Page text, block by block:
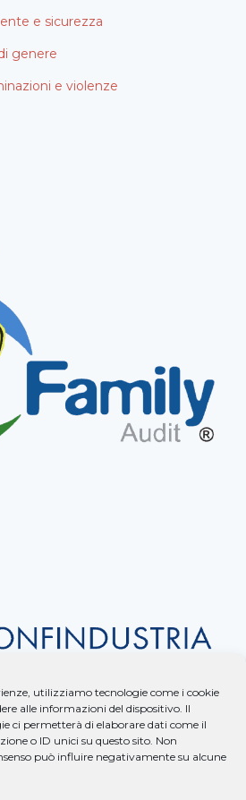
utilizziamo tecnologie come i cookie
alle informazioni del dispositivo. Il
ci permetterà di elaborare dati come il
o ID unici su questo sito. Non
può influire negativamente su alcune
e sicurezza
genere
e violenze